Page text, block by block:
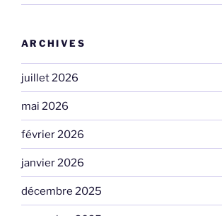
ARCHIVES
juillet 2026
mai 2026
février 2026
janvier 2026
décembre 2025